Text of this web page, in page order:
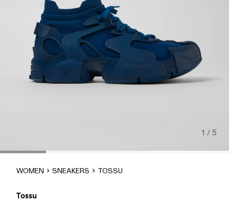
1 / 5
WOMEN SNEAKERS TOSSU
Tossu